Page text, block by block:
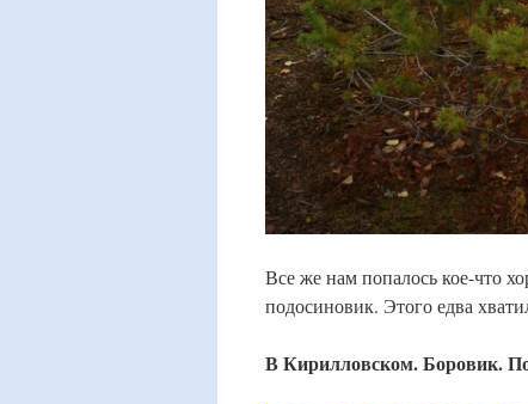
Все же нам попалось кое-что
подосиновик. Этого едва
В Кирилловском. Боровик.